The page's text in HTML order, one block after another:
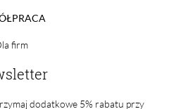
firm
dodatkowe 5% rabatu przy